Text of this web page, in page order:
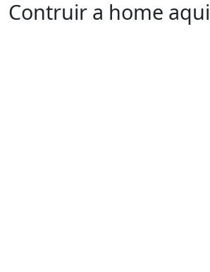
Contruir a home aqui